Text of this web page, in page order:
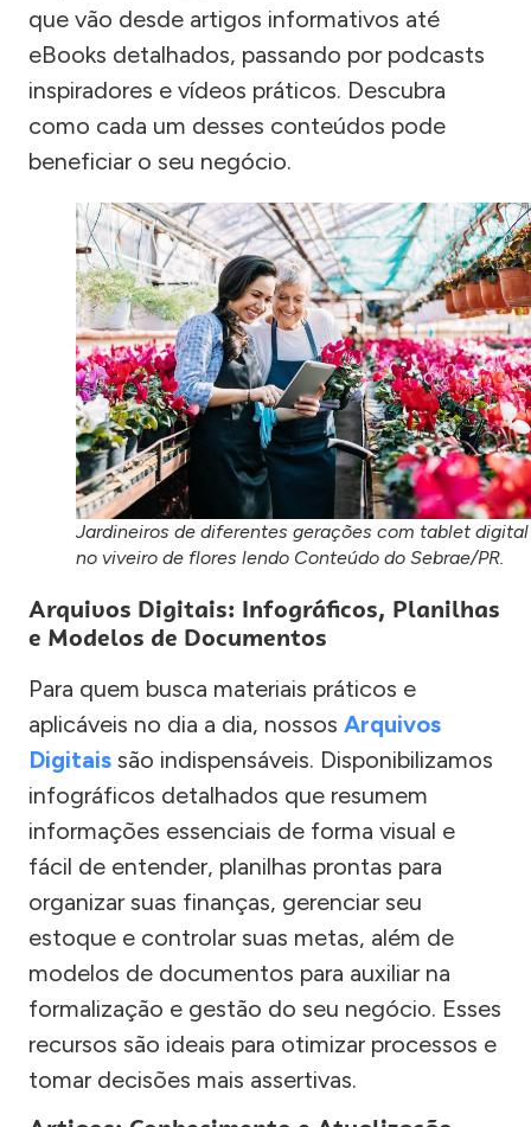
que vão desde artigos informativos até
eBooks detalhados, passando por podcasts
inspiradores e vídeos práticos. Descubra
como cada um desses conteúdos pode
beneficiar o seu negócio.
Jardineiros de diferentes gerações com tablet digital
no viveiro de flores lendo Conteúdo do Sebrae/PR.
Arquivos Digitais: Infográficos, Planilhas
e Modelos de Documentos
Para quem busca materiais práticos e
aplicáveis no dia a dia, nossos Arquivos
Digitais são indispensáveis. Disponibilizamos
infográficos detalhados que resumem
informações essenciais de forma visual e
fácil de entender, planilhas prontas para
organizar suas finanças, gerenciar seu
estoque e controlar suas metas, além de
modelos de documentos para auxiliar na
formalização e gestão do seu negócio. Esses
recursos são ideais para otimizar processos e
tomar decisões mais assertivas.